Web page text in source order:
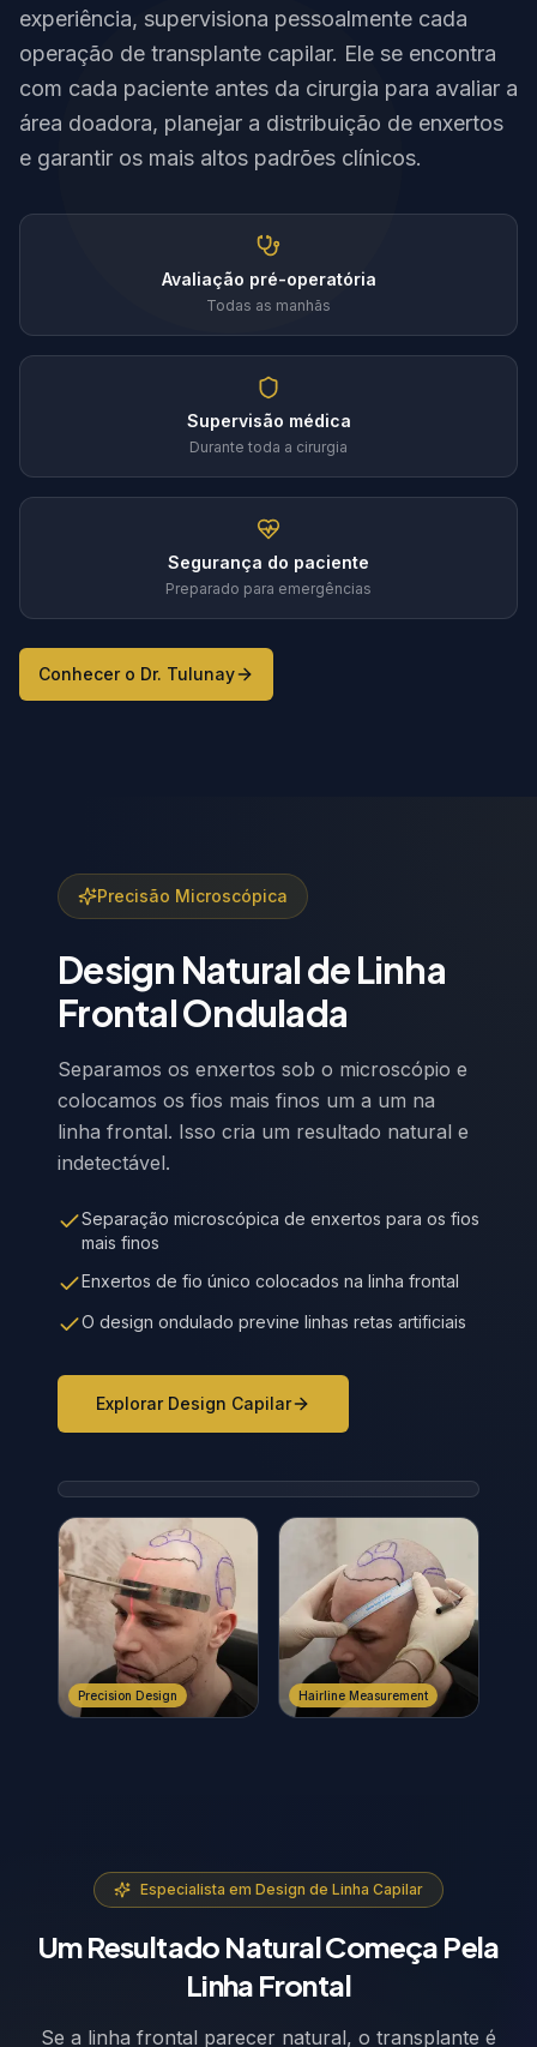
experiência, supervisiona pessoalmente cada
operação de transplante capilar. Ele se encontra
com cada paciente antes da cirurgia para avaliar a
área doadora, planejar a distribuição de enxertos
e garantir os mais altos padrões clínicos.
Avaliação pré-operatória
Todas as manhãs
Supervisão médica
Durante toda a cirurgia
Segurança do paciente
Preparado para emergências
Conhecer o Dr. Tulunay
Precisão Microscópica
Design Natural de Linha
Frontal Ondulada
Separamos os enxertos sob o microscópio e
colocamos os fios mais finos um a um na
linha frontal. Isso cria um resultado natural e
indetectável.
Separação microscópica de enxertos para os fios
mais finos
Enxertos de fio único colocados na linha frontal
O design ondulado previne linhas retas artificiais
Explorar Design Capilar
Precision Design Hairline Measurement
Especialista em Design de Linha Capilar
Um Resultado Natural Começa Pela
Linha Frontal
Se a linha frontal parecer natural, o transplante é